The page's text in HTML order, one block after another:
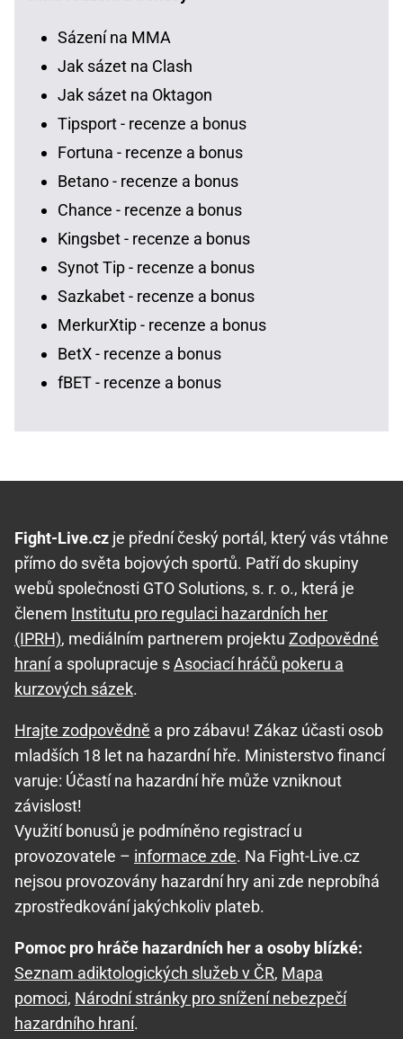
Sázení na MMA
Jak sázet na Clash
Jak sázet na Oktagon
Tipsport - recenze a bonus
Fortuna - recenze a bonus
Betano - recenze a bonus
Chance - recenze a bonus
Kingsbet - recenze a bonus
Synot Tip - recenze a bonus
Sazkabet - recenze a bonus
MerkurXtip - recenze a bonus
BetX - recenze a bonus
fBET - recenze a bonus
Fight-Live.cz je přední český portál, který vás vtáhne
přímo do světa bojových sportů. Patří do skupiny
webů společnosti GTO Solutions, s. r. o., která je
členem Institutu pro regulaci hazardních her
(IPRH), mediálním partnerem projektu Zodpovědné
hranía spolupracuje sAsociací hráčů pokeru a
kurzových sázek.
Hrajte zodpovědně a pro zábavu! Zákaz účasti osob
mladších 18 let na hazardní hře. Ministerstvo financí
varuje: Účastí na hazardní hře může vzniknout
závislost!
Využití bonusů je podmíněno registrací u
provozovatele – informace zde. Na Fight-Live.cz
nejsou provozovány hazardní hry ani zde neprobíhá
zprostředkování jakýchkoliv plateb.
Pomoc pro hráče hazardních her a osoby blízké:
Seznam adiktologických služeb v ČR, Mapa
pomoci, Národní stránky pro snížení nebezpečí
hazardního hraní.